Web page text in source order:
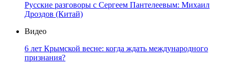
Русские разговоры с Сергеем Пантелеевым: Михаил
Дроздов (Китай)
Видео
6 лет Крымской весне: когда ждать международного
признания?